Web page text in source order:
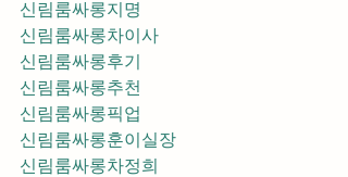
신림룸싸롱지명
신림룸싸롱차이사
신림룸싸롱후기
신림룸싸롱추천
신림룸싸롱훈이실장
신림룸싸롱차정희